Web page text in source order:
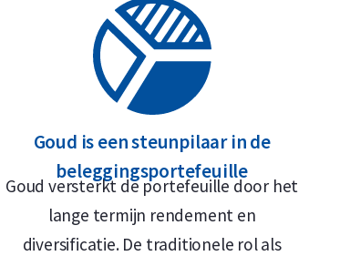
Goud is een steunpilaar in de
beleggingsportefeuille
Goud versterkt de portefeuille door het
lange termijn rendement en
diversificatie. De traditionele rol als